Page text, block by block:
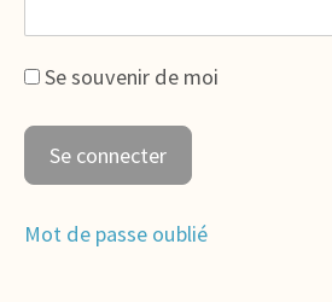
Se souvenir de moi
Mot de passe oublié